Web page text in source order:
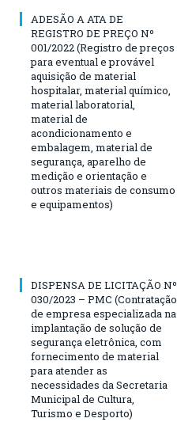
ADESÃO A ATA DE
REGISTRO DE PREÇO Nº
001/2022 (Registro de preços
para eventual e provável
aquisição de material
hospitalar, material químico,
material laboratorial,
material de
acondicionamento e
embalagem, material de
segurança, aparelho de
medição e orientação e
outros materiais de consumo
e equipamentos)
DISPENSA DE LICITAÇÃO Nº
030/2023 – PMC (Contratação
de empresa especializada na
implantação de solução de
segurança eletrônica, com
fornecimento de material
para atender as
necessidades da Secretaria
Municipal de Cultura,
Turismo e Desporto)